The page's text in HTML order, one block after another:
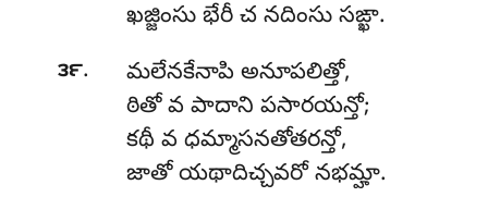
ఖజ్జింసు భేరీ చ నదింసు సఙ్ఖా.
౩౯.
మలేనకేనాపి అనూపలిత్తో,
ఠితో వ పాదాని పసారయన్తో;
కథీ వ ధమ్మాసనతోతరన్తో,
జాతో యథాదిచ్చవరో నభమ్హా.